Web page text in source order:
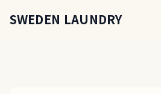
SWEDEN LAUNDRY